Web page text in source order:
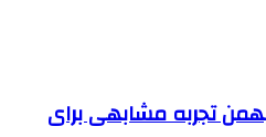
تجربه مشابهی برای